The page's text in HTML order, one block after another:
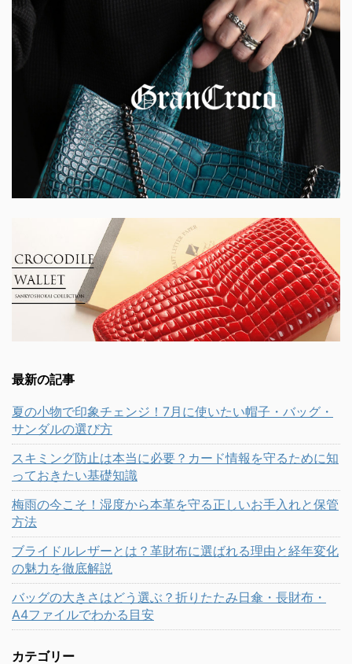
最新の記事
夏の小物で印象チェンジ！7月に使いたい帽子・バッグ・
サンダルの選び方
スキミング防止は本当に必要？カード情報を守るために知
っておきたい基礎知識
梅雨の今こそ！湿度から本革を守る正しいお手入れと保管
方法
ブライドルレザーとは？革財布に選ばれる理由と経年変化
の魅力を徹底解説
バッグの大きさはどう選ぶ？折りたたみ日傘・長財布・
A4ファイルでわかる目安
カテゴリー